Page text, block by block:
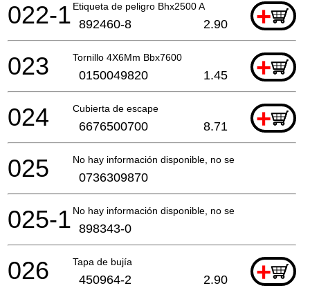
Etiqueta de peligro Bhx2500 A +
022-1 892460-8 2.90
Tornillo 4X6Mm Bbx7600 +
023 0150049820 1.45
Cubierta de escape +
024 6676500700 8.71
No hay información disponible, no se puede pedir
025 0736309870
No hay información disponible, no se puede pedir
025-1 898343-0
Tapa de bujía +
026 450964-2 2.90